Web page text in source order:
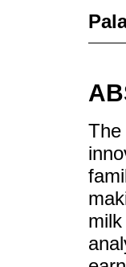
The